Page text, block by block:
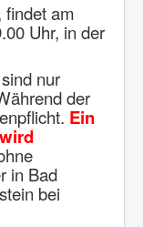
findet am
Uhr, in der
sind nur
der
Ein
in Bad
bei